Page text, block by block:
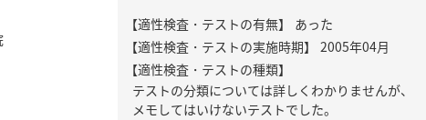
【適性検査・テストの種類】
テストの分類については詳しくわかりませんが、
メモしてはいけないテストでした。